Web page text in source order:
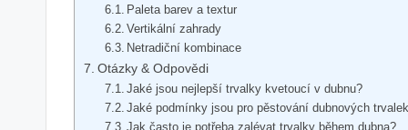
Paleta barev a textur
Vertikální zahrady
Netradiční kombinace
Otázky & Odpovědi
Jaké jsou nejlepší trvalky kvetoucí v dubnu?
Jaké podmínky jsou pro pěstování dubnových
Jak často je potřeba zalévat trvalky během dubna?